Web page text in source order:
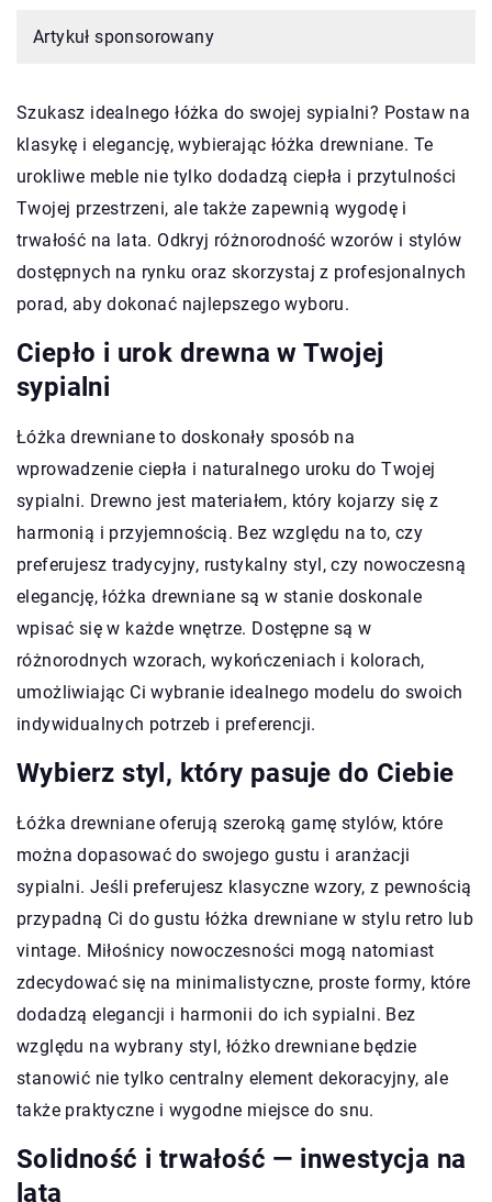
Artykuł sponsorowany
Szukasz idealnego łóżka do swojej sypialni? Postaw na
klasykę i elegancję, wybierając łóżka drewniane. Te
urokliwe meble nie tylko dodadzą ciepła i przytulności
Twojej przestrzeni, ale także zapewnią wygodę i
trwałość na lata. Odkryj różnorodność wzorów i stylów
dostępnych na rynku oraz skorzystaj z profesjonalnych
porad, aby dokonać najlepszego wyboru.
Ciepło i urok drewna w Twojej
sypialni
Łóżka drewniane to doskonały sposób na
wprowadzenie ciepła i naturalnego uroku do Twojej
sypialni. Drewno jest materiałem, który kojarzy się z
harmonią i przyjemnością. Bez względu na to, czy
preferujesz tradycyjny, rustykalny styl, czy nowoczesną
elegancję, łóżka drewniane są w stanie doskonale
wpisać się w każde wnętrze. Dostępne są w
różnorodnych wzorach, wykończeniach i kolorach,
umożliwiając Ci wybranie idealnego modelu do swoich
indywidualnych potrzeb i preferencji.
Wybierz styl, który pasuje do Ciebie
Łóżka drewniane oferują szeroką gamę stylów, które
można dopasować do swojego gustu i aranżacji
sypialni. Jeśli preferujesz klasyczne wzory, z pewnością
przypadną Ci do gustu łóżka drewniane w stylu retro lub
vintage. Miłośnicy nowoczesności mogą natomiast
zdecydować się na minimalistyczne, proste formy, które
dodadzą elegancji i harmonii do ich sypialni. Bez
względu na wybrany styl, łóżko drewniane będzie
stanowić nie tylko centralny element dekoracyjny, ale
także praktyczne i wygodne miejsce do snu.
Solidność i trwałość — inwestycja na
lata